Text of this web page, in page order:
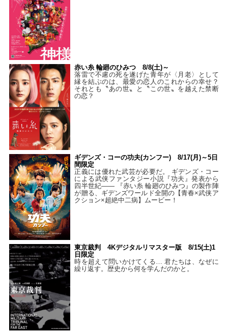
赤い糸 輪廻のひみつ 8/8(土)～
落雷で不慮の死を遂げた青年が〈月老〉として
縁を結ぶのは、最愛の恋人のこれからの幸せ？
それとも〝あの世〟と〝この世〟を越えた禁断
の恋？
ギデンズ・コーの功夫(カンフー) 8/17(月)～5日
間限定
正義には優れた武芸が必要だ。 ギデンズ・コー
による武侠ファンタジー小説『功夫』発表から
四半世紀―― 『赤い糸 輪廻のひみつ』の製作陣
が贈る、ギデンズワールド全開の【青春×武侠ア
クション×超絶中二病】ムービー！
東京裁判 4Kデジタルリマスター版 8/15(土)1
日限定
時を超えて問いかけてくる… 君たちは、なぜに
繰り返す。歴史から何を学んだのかと。